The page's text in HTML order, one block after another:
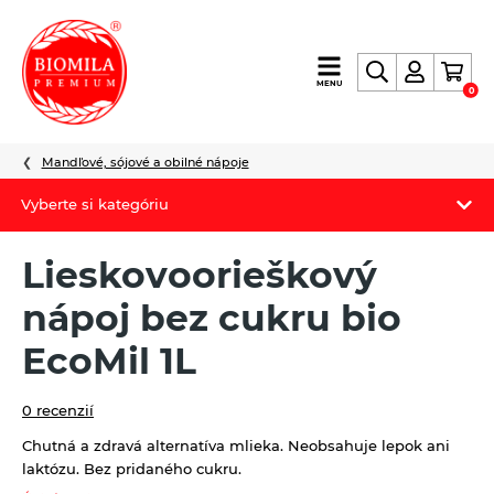
výroba
a
nielen
MENU
0
Vyberte si kategóriu
Špaldové výrobky
Novinky
Mandľové, sójové a obilné nápoje
Lieskovoorieškový
nápoj bez cukru bio
EcoMil 1L
0 recenzií
Chutná a zdravá alternatíva mlieka. Neobsahuje lepok ani
laktózu. Bez pridaného cukru.